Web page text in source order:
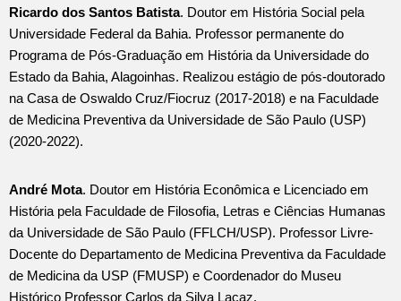
Ricardo dos Santos Batista. Doutor em História Social pela
Universidade Federal da Bahia. Professor permanente do
Programa de Pós-Graduação em História da Universidade do
Estado da Bahia, Alagoinhas. Realizou estágio de pós-doutorado
na Casa de Oswaldo Cruz/Fiocruz (2017-2018) e na Faculdade
de Medicina Preventiva da Universidade de São Paulo (USP)
(2020-2022).
André Mota. Doutor em História Econômica e Licenciado em
História pela Faculdade de Filosofia, Letras e Ciências Humanas
da Universidade de São Paulo (FFLCH/USP). Professor Livre-
Docente do Departamento de Medicina Preventiva da Faculdade
de Medicina da USP (FMUSP) e Coordenador do Museu
Histórico Professor Carlos da Silva Lacaz.